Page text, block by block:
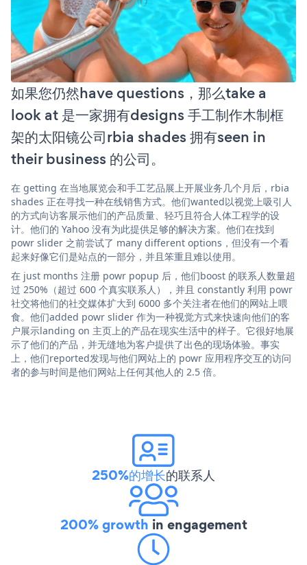
如果您仍然have questions，那么take a
look at 是一家拥有designs 手工制作木制框
架的太阳镜公司rbia shades 拥有seen in
their business 的公司。
在 getting 在当地展览会和手工艺品展上开展业务几个月后，rbia
shades 正在寻找一种在线销售方式。他们wanted以视觉上吸引人
的方式向访客展示他们的产品质量、轻巧且符合人体工程学的设
计。他们的 Yahoo 没有为此提供足够的解决方案。他们在找到
powr slider 之前尝试了 many different options，但没有一个看
起来好像它们是站点的一部分，并且笨重且难以使用。
在 just months 注册 powr popup 后，他们boost 的联系人数量超
过 250%（超过 600 个真实联系人），并且 constantly 利用 powr
社交将他们的社交媒体扩大到 6000 多个关注者在他们的网站上喂
食。他们added powr slider 作为一种视觉方式来快速向他们的客
户展示landing on 主页上的产品在现实生活中的样子。它很好地展
示了他们的产品，并无缝地为客户提供了出色的现场体验。事实
上，他们reported发现与他们网站上的 powr 应用程序交互的访问
者的参与时间是他们网站上任何其他人的 2.5 倍。
250%的增长的联系人
200% growth in engagement